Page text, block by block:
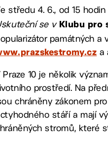
středu 4. 6., od 15
se v Klubu pro
památných a
a
Praze 10 je několik
prostředí. Na
chráněny zákonem
stáří a mají
stromů, které